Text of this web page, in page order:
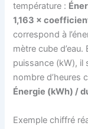
température :
1,163 ×
correspond à
mètre cube
puissance (kW), il
nombre d’heures
Énergie (kWh) /
Exemple chiffré